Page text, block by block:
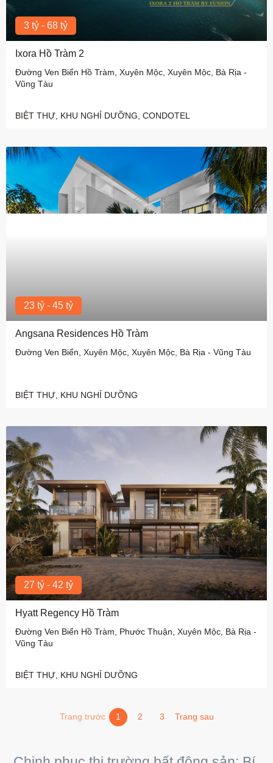
3 tỷ - 68 tỷ
Ixora Hồ Tràm 2
Đường Ven Biển Hồ Tràm, Xuyên Mộc, Xuyên Mộc, Bà Rịa -
Vũng Tàu
BIỆT THỰ, KHU NGHỈ DƯỠNG, CONDOTEL
23 tỷ - 45 tỷ
Angsana Residences Hồ Tràm
Đường Ven Biển, Xuyên Mộc, Xuyên Mộc, Bà Rịa - Vũng Tàu
BIỆT THỰ, KHU NGHỈ DƯỠNG
27 tỷ - 42 tỷ
Hyatt Regency Hồ Tràm
Đường Ven Biển Hồ Tràm, Phước Thuận, Xuyên Mộc, Bà Rịa -
Vũng Tàu
BIỆT THỰ, KHU NGHỈ DƯỠNG
Trang trước
Trang sau
1 2 3 Trang sau
Trang sau